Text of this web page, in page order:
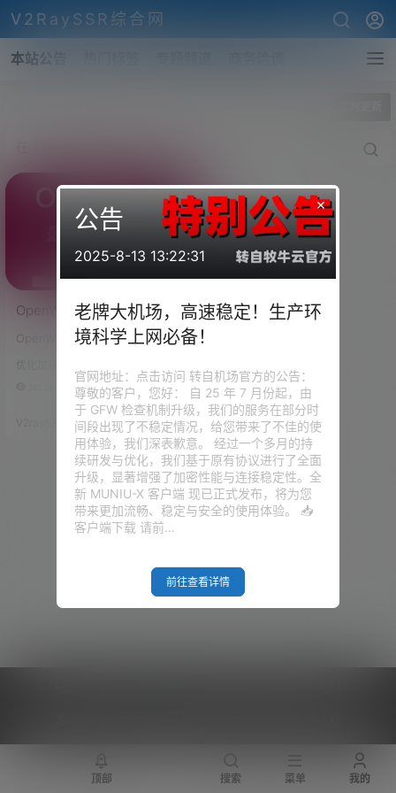
V2RaySSR综合网
本站公告
OpenWRT固件下载合集，长
期更新中。包含软件：
PassWall、HomeProxy、
SSR-Plus、OpenClash、
PassWall2、Bypass、
Nikki、FullCombo、
Shark!、luci-xray、
NeKoBox等
OpenWRT X68-64最新编译固件
平台: x86/64 版本: 分支: 24.10-
SNAPSHOT 内核: 6.6.89 编译
时间：2025-5-17 12:12:29 包含
软件： PassWall、HomeProx
y、SSR-Plus、OpenClash、Pa
ssWall2、Bypass、Nikki、FullC
ombo、Shark!、lu…
优化加速
0
V2raySSR综合网 19年10月15日
×
公告
2025-8-13 13:22:31
老牌大机场，高速稳定！生产环
境科学上网必备！
官网地址：点击访问 转自机场官方的公告：
尊敬的客户，您好： 自 25 年 7 月份起，由
于 GFW 检查机制升级，我们的服务在部分时
间段出现了不稳定情况，给您带来了不佳的使
用体验，我们深表歉意。 经过一个多月的持
续研发与优化，我们基于原有协议进行了全面
升级，显著增强了加密性能与连接稳定性。全
新 MUNIU-X 客户端 现已正式发布，将为您
带来更加流畅、稳定与安全的使用体验。 📥
客户端下载 请前…
前往查看详情
顶部 搜索 菜单 我的